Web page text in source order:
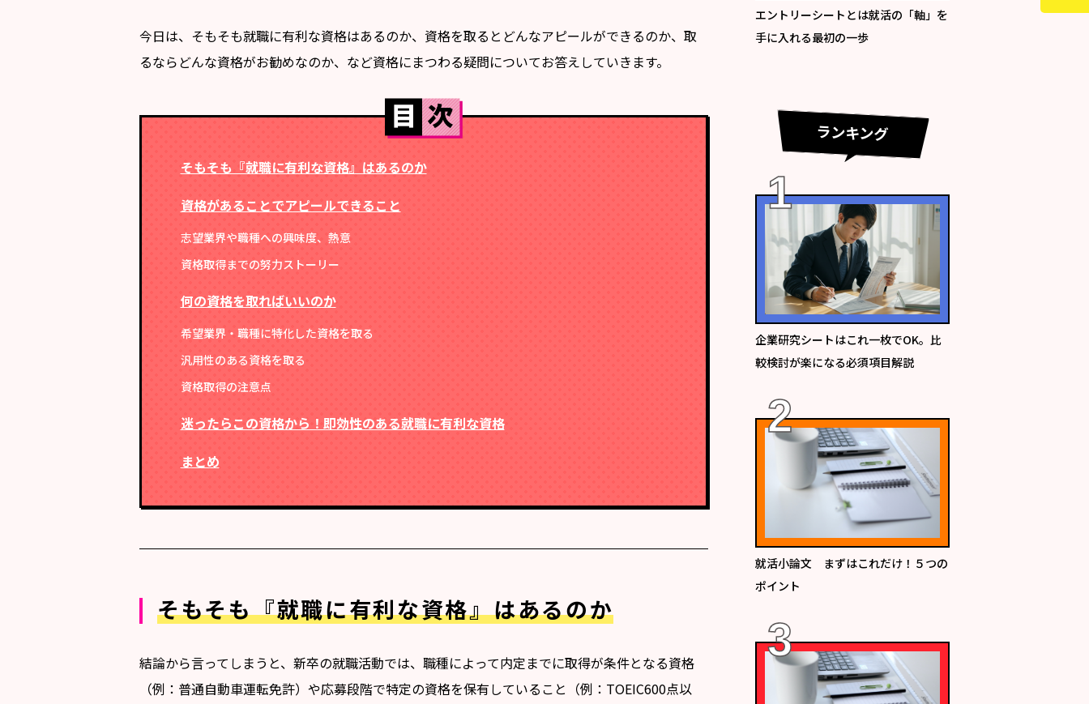
今日は、そもそも就職に有利な資格はあるのか、資格を取るとどんなアピールができるのか、取
るならどんな資格がお勧めなのか、など資格にまつわる疑問についてお答えしていきます。
そもそも『就職に有利な資格』はあるのか
資格があることでアピールできること
志望業界や職種への興味度、熱意
資格取得までの努力ストーリー
何の資格を取ればいいのか
希望業界・職種に特化した資格を取る
汎用性のある資格を取る
資格取得の注意点
迷ったらこの資格から！即効性のある就職に有利な資格
まとめ
そもそも『就職に有利な資格』はあるのか
結論から言ってしまうと、新卒の就職活動では、職種によって内定までに取得が条件となる資格
（例：普通自動車運転免許）や応募段階で特定の資格を保有していること（例：TOEIC600点以
エントリーシートとは就活の「軸」を
手に入れる最初の一歩
ランキング
企業研究シートはこれ一枚でOK。比
較検討が楽になる必須項目解説
就活小論文 まずはこれだけ！５つの
ポイント